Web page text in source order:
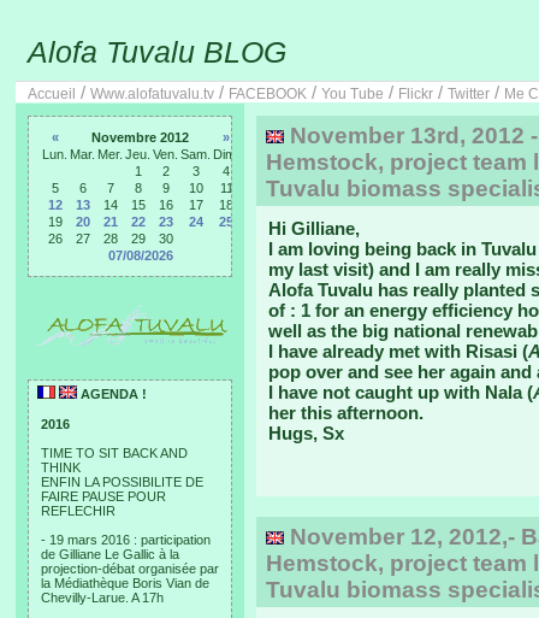
Alofa Tuvalu BLOG
Accueil / Www.alofatuvalu.tv / FACEBOOK / You Tube / Flickr / Twitter / Me
« Novembre 2012
»
Lun. Mar. Mer. Jeu. Ven. Sam. Dim.
1
2 3
4
5
6 7 8 9 10
11
12
13 14 15 16 17
18
19
20 21 22 23 24
25
26
27 28 29
30
07/08/2026
AGENDA !
2016
TIME TO SIT BACK AND
THINK
ENFIN LA POSSIBILITE DE
FAIRE PAUSE POUR
REFLECHIR
- 19 mars 2016 : participation
de Gilliane Le Gallic à la
projection-débat organisée par
la Médiathèque Boris Vian de
Chevilly-Larue. A 17h
November 13rd, 2012
Hemstock, project team
Tuvalu biomass
Hi Gilliane,
I am loving being back in
my last visit) and I am really
Alofa Tuvalu has really planted
of : 1 for an energy efficiency
well as the big national
I have already met with Risasi (
pop over and see her again
I have not caught up with Nala (
her this afternoon.
Hugs, Sx
November 12, 2012,-
Hemstock, project team
Tuvalu biomass